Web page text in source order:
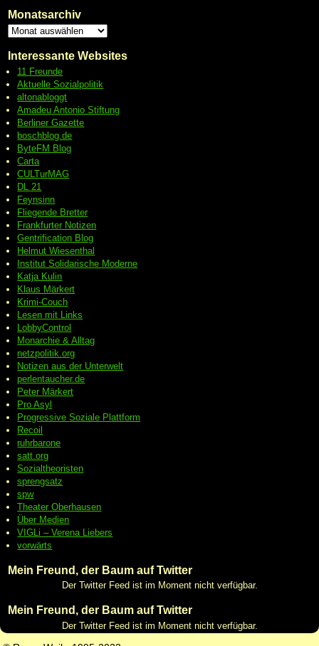
Monatsarchiv
Interessante Websites
11 Freunde
Aktuelle Sozialpolitik
altonabloggt
Amadeu Antonio Stiftung
Berliner Gazette
boschblog.de
ByteFM Blog
Carta
CULTurMAG
DL 21
Feynsinn
Fliegende Bretter
Frankfurter Notizen
Gentrification Blog
Helmut Wiesenthal
Institut Solidarische Moderne
Katja Kulin
Klaus Märkert
Krimi-Couch
Lesen mit Links
LobbyControl
Monarchie & Alltag
netzpolitik.org
Notizen aus der Unterwelt
perlentaucher.de
Peter Märkert
Pro Asyl
ProgressiveSoziale Plattform
Recoil
ruhrbarone
satt.org
Sozialtheoristen
sprengsatz
spw
Theater Oberhausen
Über Medien
VIGLi – Verena Liebers
vorwärts
Mein Freund, der Baum auf Twitter
Der Twitter Feed ist im Moment nicht verfügbar.
Mein Freund, der Baum auf Twitter
Der Twitter Feed ist im Moment nicht verfügbar.